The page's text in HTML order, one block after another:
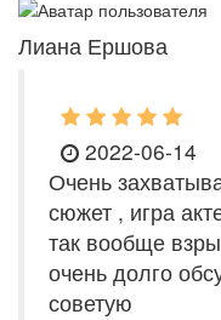
Лиана Ершова
2022-06-14
Очень
сюжет , игра
так вообще
очень долго
советую